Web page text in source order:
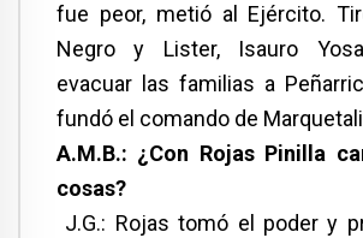
fue peor, metió al Ejército.
Negro y Lister, Isauro
evacuar las familias a
fundó el comando de
A.M.B.: ¿Con Rojas Pinilla
cosas?
J.G.: Rojas tomó el poder y